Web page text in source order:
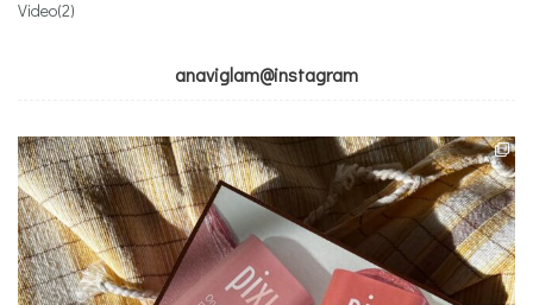
Video(2)
anaviglam@instagram